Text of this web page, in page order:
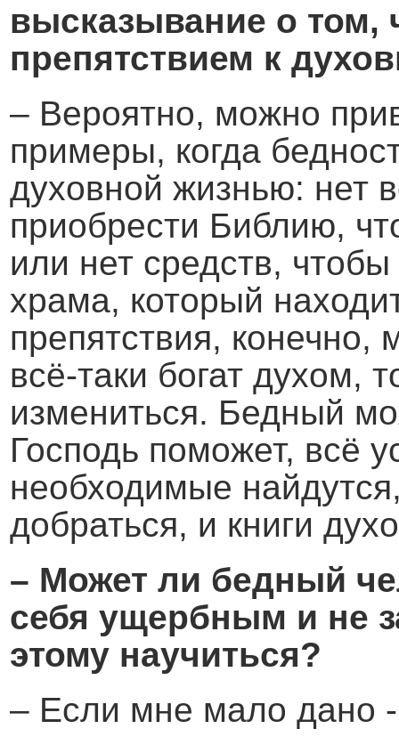
высказывание о том,
препятствием к
– Вероятно, можно
примеры, когда
духовной жизнью: нет
приобрести Библию,
или нет средств,
храма, который
препятствия, конечно,
всё-таки богат духом,
измениться. Бедный
Господь поможет, всё
необходимые
добраться, и книги
– Может ли бедный
себя ущербным и не
этому научиться?
– Если мне мало дано